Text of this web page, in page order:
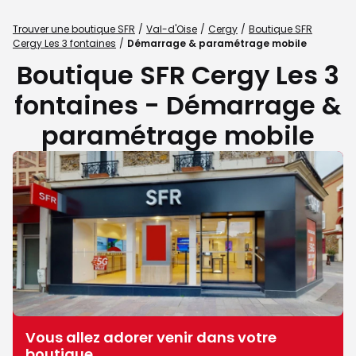
Trouver une boutique SFR Val-d'Oise Cergy
Boutique SFR
Cergy Les 3 fontaines
Démarrage & paramétrage mobile
Boutique SFR Cergy Les 3
fontaines - Démarrage &
paramétrage mobile
Vous allez adorer venir dans votre